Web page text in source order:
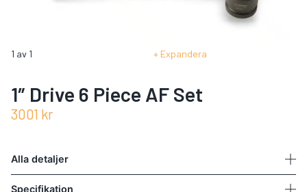
1 av 1 Expandera
1″ Drive 6 Piece AF Set
3001 kr
Alla detaljer
Specifikation